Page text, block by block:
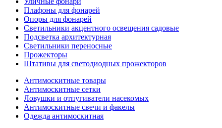
Плафоны для фонарей
Опоры для фонарей
Светильники акцентного освещения садовые
Подсветка архитектурная
Светильники переносные
Прожекторы
Штативы для светодиодных прожекторов
Антимоскитные товары
Антимоскитные сетки
Ловушки и отпугиватели насекомых
Антимоскитные свечи и факелы
Одежда антимоскитная